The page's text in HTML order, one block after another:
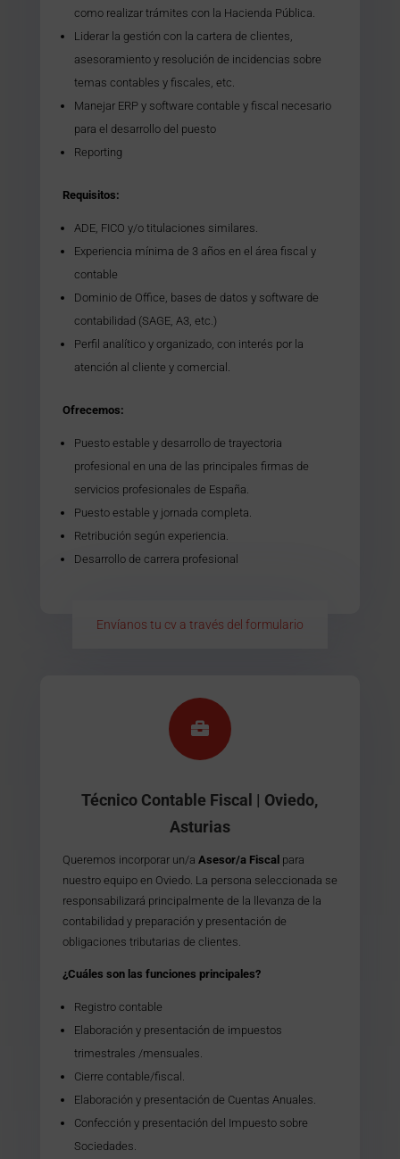
como realizar trámites con la Hacienda Pública.
Liderar la gestión con la cartera de clientes,
asesoramiento y resolución de incidencias sobre
temas contables y fiscales, etc.
Manejar ERP y software contable y fiscal necesario
para el desarrollo del puesto
Reporting
Requisitos:
ADE, FICO y/o titulaciones similares.
Experiencia mínima de 3 años en el área fiscal y
contable
Dominio de Office, bases de datos y software de
contabilidad (SAGE, A3, etc.)
Perfil analítico y organizado, con interés por la
atención al cliente y comercial.
Ofrecemos:
Puesto estable y desarrollo de trayectoria
profesional en una de las principales firmas de
servicios profesionales de España.
Puesto estable y jornada completa.
Retribución según experiencia.
Desarrollo de carrera profesional
Envíanos tu cv a través del formulario

Técnico Contable Fiscal | Oviedo,
Asturias
Queremos incorporar un/a Asesor/a Fiscalpara
nuestro equipo en Oviedo. La persona seleccionada se
responsabilizará principalmente de la llevanza de la
contabilidad y preparación y presentación de
obligaciones tributarias de clientes.
¿Cuáles son las funciones principales?
Registro contable
Elaboración y presentación de impuestos
trimestrales /mensuales.
Cierre contable/fiscal.
Elaboración y presentación de Cuentas Anuales.
Confección y presentación del Impuesto sobre
Sociedades.